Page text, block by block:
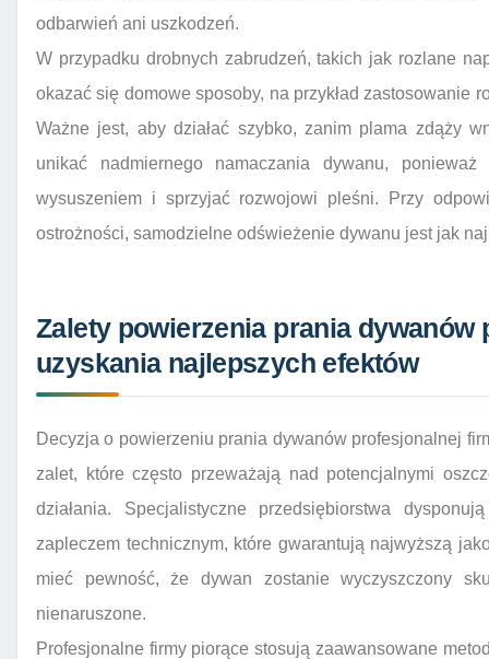
odbarwień ani uszkodzeń.
W przypadku drobnych zabrudzeń, takich jak rozlane
okazać się domowe sposoby, na przykład zastosowanie
Ważne jest, aby działać szybko, zanim plama zdąży
unikać nadmiernego namaczania dywanu,
wysuszeniem i sprzyjać rozwojowi pleśni. Przy
ostrożności, samodzielne odświeżenie dywanu jest jak
Zalety powierzenia prania
uzyskania najlepszych efektów
Decyzja o powierzeniu prania dywanów profesjonalnej
zalet, które często przeważają nad potencjalnymi
działania. Specjalistyczne przedsiębiorstwa
zapleczem technicznym, które gwarantują najwyższą
mieć pewność, że dywan zostanie wyczyszczony
nienaruszone.
Profesjonalne firmy piorące stosują zaawansowane